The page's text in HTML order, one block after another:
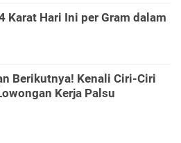
Karat Hari Ini per Gram dalam
Berikutnya! Kenali Ciri-Ciri
Kerja Palsu